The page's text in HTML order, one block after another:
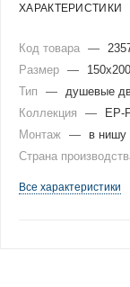
ХАРАКТЕРИСТИКИ
Код товара —
Размер —
150x200
Тип
—
душевые
Коллекция
—
EP-
Монтаж —
в нишу
Страна
Все характеристики